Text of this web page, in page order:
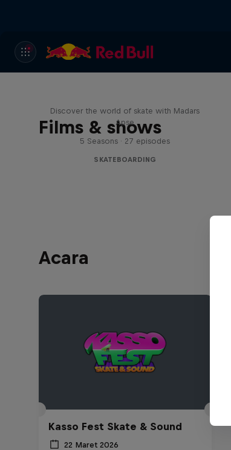
Films & shows
Discover the world of skate with Madars
Apse
5 Seasons · 27 episodes
SKATEBOARDING
Acara
Kasso Fest Skate & Sound
22 Maret 2026